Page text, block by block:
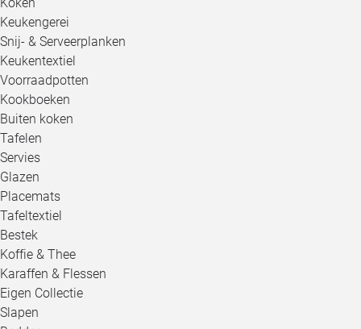
Keukengerei
Snij- & Serveerplanken
Keukentextiel
Voorraadpotten
Kookboeken
Buiten koken
Tafelen
Servies
Glazen
Placemats
Tafeltextiel
Bestek
Koffie & Thee
Karaffen & Flessen
Eigen Collectie
Slapen